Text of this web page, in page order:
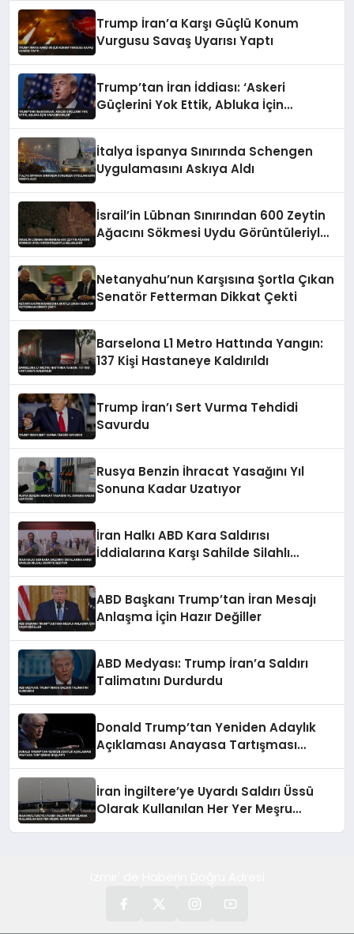
Trump İran’a Karşı Güçlü Konum
Vurgusu Savaş Uyarısı Yaptı
Trump’tan İran İddiası: ‘Askeri
Güçlerini Yok Ettik, Abluka İçin
İtalya İspanya Sınırında Schengen
Uygulamasını Askıya Aldı
İsrail’in Lübnan Sınırından 600 Zeytin
Ağacını Sökmesi Uydu Görüntüleriyle
Netanyahu’nun Karşısına Şortla Çıkan
Senatör Fetterman Dikkat Çekti
Barselona L1 Metro Hattında Yangın:
137 Kişi Hastaneye Kaldırıldı
Trump İran’ı Sert Vurma Tehdidi
Savurdu
Rusya Benzin İhracat Yasağını Yıl
Sonuna Kadar Uzatıyor
İran Halkı ABD Kara Saldırısı
İddialarına Karşı Sahilde Silahlı
ABD Başkanı Trump’tan İran Mesajı
Anlaşma İçin Hazır Değiller
ABD Medyası: Trump İran’a Saldırı
Talimatını Durdurdu
Donald Trump’tan Yeniden Adaylık
Açıklaması Anayasa Tartışması
İran İngiltere’ye Uyardı Saldırı Üssü
Olarak Kullanılan Her Yer Meşru